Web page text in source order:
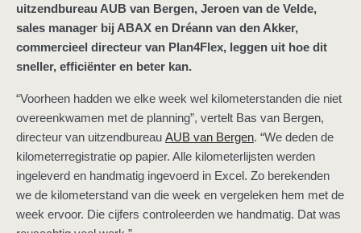
uitzendbureau AUB van Bergen, Jeroen van de Velde,
sales manager bij ABAX en Dréann van den Akker,
commercieel directeur van Plan4Flex, leggen uit hoe dit
sneller, efficiënter en beter kan.
“Voorheen hadden we elke week wel kilometerstanden die niet
overeenkwamen met de planning”, vertelt Bas van Bergen,
directeur van uitzendbureau AUB van Bergen. “We deden de
kilometerregistratie op papier. Alle kilometerlijsten werden
ingeleverd en handmatig ingevoerd in Excel. Zo berekenden
we de kilometerstand van die week en vergeleken hem met de
week ervoor. Die cijfers controleerden we handmatig. Dat was